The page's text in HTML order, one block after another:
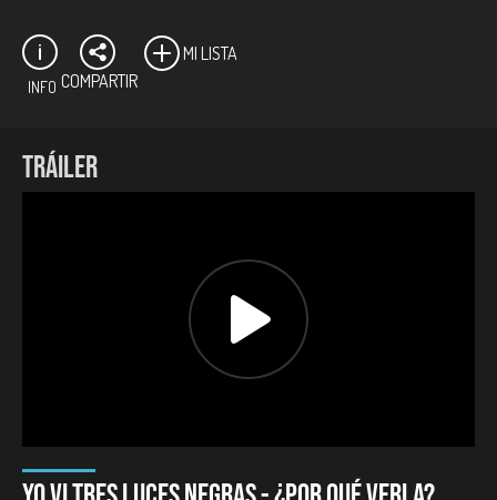
INFO COMPARTIR
MI LISTA
Director:
Productores:Ana María Ruiz Navia, Oscar Ruiz Navia.
Colombia, Francia, México, Alemania.
Jesús María Mina, Julián Ramírez, Carol Hurtado,
John Alex Castillo.
Santiago Lozano Álvarez, Fernando del Razo.
Dirección de fotografía:Juan Velásquez.
Premios internacionales:
TRÁILER